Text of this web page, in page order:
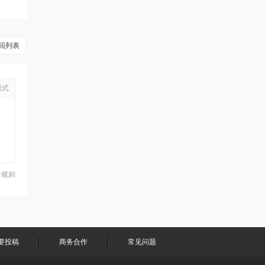
列表
式
则
投稿 商务合作 常见问题